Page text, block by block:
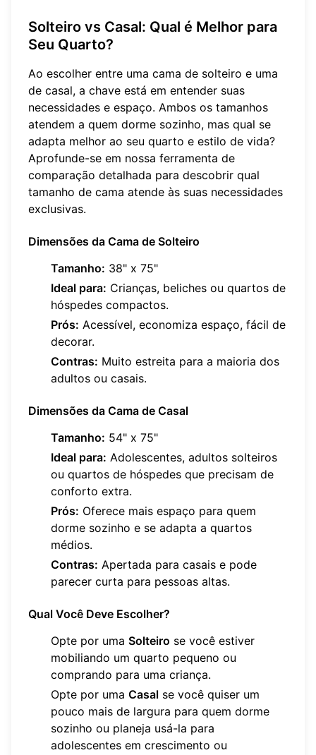
Solteiro vs Casal: Qual é Melhor para
Seu Quarto?
Ao escolher entre uma cama de solteiro e uma
de casal, a chave está em entender suas
necessidades e espaço. Ambos os tamanhos
atendem a quem dorme sozinho, mas qual se
adapta melhor ao seu quarto e estilo de vida?
Aprofunde-se em nossa ferramenta de
comparação detalhada para descobrir qual
tamanho de cama atende às suas necessidades
exclusivas.
Dimensões da Cama de Solteiro
Tamanho: 38" x 75"
Ideal para: Crianças, beliches ou quartos de
hóspedes compactos.
Prós: Acessível, economiza espaço, fácil de
decorar.
Contras: Muito estreita para a maioria dos
adultos ou casais.
Dimensões da Cama de Casal
Tamanho: 54" x 75"
Ideal para: Adolescentes, adultos solteiros
ou quartos de hóspedes que precisam de
conforto extra.
Prós: Oferece mais espaço para quem
dorme sozinho e se adapta a quartos
médios.
Contras: Apertada para casais e pode
parecer curta para pessoas altas.
Qual Você Deve Escolher?
Opte por uma Solteiro se você estiver
mobiliando um quarto pequeno ou
comprando para uma criança.
Opte por uma Casal se você quiser um
pouco mais de largura para quem dorme
sozinho ou planeja usá-la para
adolescentes em crescimento ou